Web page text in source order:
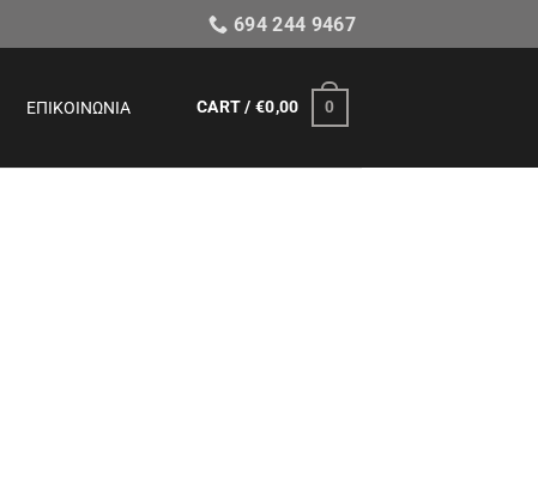
694 244 9467
ΕΠΙΚΟΙΝΩΝΊΑ CART /€0,00 0